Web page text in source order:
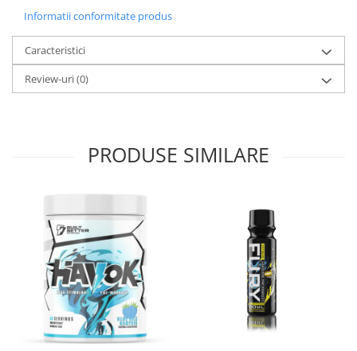
Informatii conformitate produs
Caracteristici
Review-uri(0)
PRODUSE SIMILARE